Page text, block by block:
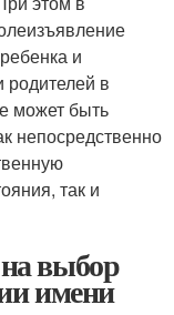
и
родителей в
может быть
непосредственно
так и
выбор
имени